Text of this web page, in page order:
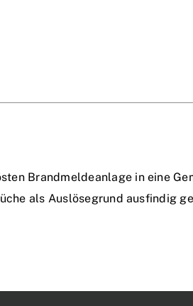
Brandmeldeanlage in eine
als Auslösegrund ausfindig